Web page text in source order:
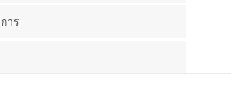
าร